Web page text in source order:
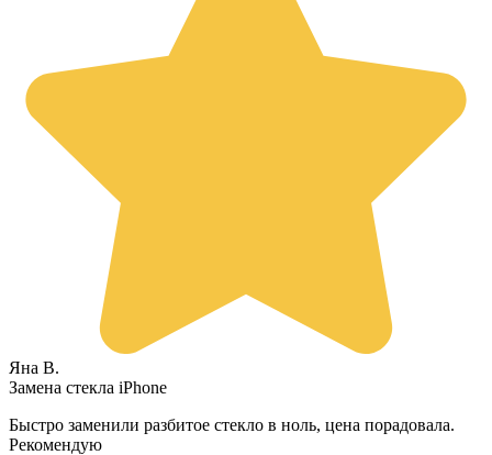
Яна В.
Замена стекла iPhone
Быстро заменили разбитое стекло в ноль, цена порадовала.
Рекомендую